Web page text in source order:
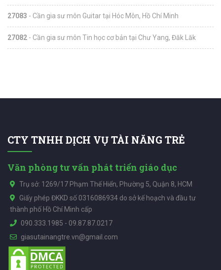
27083 - Cần gia sư môn Guitar tại Hóc Môn, Hồ Chí Minh
27082 - Cần gia sư môn Tin học cơ bản tại Chư Yang, Đăk Lăk
CTY TNHH DỊCH VỤ TÀI NĂNG TRẺ
Văn phòng tư vấn phát triển giáo dục
Trụ sở: 1269/17 Phạm Thế Hiển, Phường 5, Quận 8, HCM
Giấy phép ĐKKD số 0316086934 do sở kế hoạch và đầu tư
thành phố Hồ Chí Minh cấp
090.333.1985 - 09.87.87.0217
giasutainangtre.vn@gmail.com